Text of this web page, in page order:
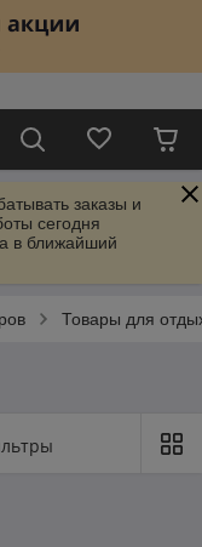
заказы и
сегодня
в ближайший
Товары для